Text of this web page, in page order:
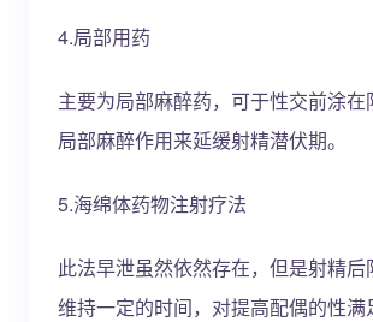
4.局部用药
主要为局部麻醉药，可于性交前涂在
局部麻醉作用来延缓射精潜伏期。
5.海绵体药物注射疗法
此法早泄虽然依然存在，但是射精后
维持一定的时间，对提高配偶的性满